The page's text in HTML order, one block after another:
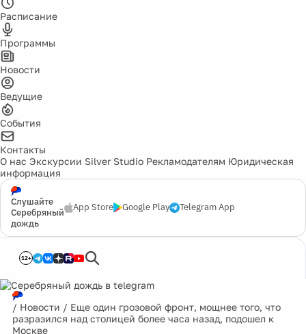
Расписание
Программы
Новости
Ведущие
События
Контакты
О нас Экскурсии Silver Studio Рекламодателям Юридическая
информация
Слушайте
Серебряный
дождь
App Store Google Play Telegram App
12+
/ Новости / Еще один грозовой фронт, мощнее того, что
разразился над столицей более часа назад, подошел к
Москве